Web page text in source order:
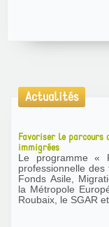
Actualités
Favoriser le parcours
immigrées
Le programme «
professionnelle des femmes immigrées » est cofinancé par le
Fonds Asile,
la Métropole
Roubaix, le SGAR